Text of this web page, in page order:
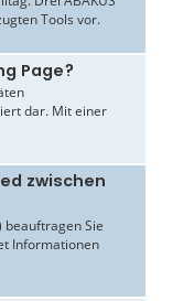
Tools vor.
Page?
dar. Mit einer
zwischen
beauftragen Sie
Informationen